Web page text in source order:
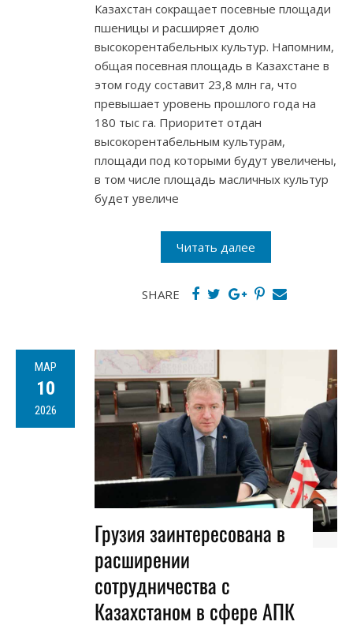
Казахстан сокращает посевные площади
пшеницы и расширяет долю
высокорентабельных культур. Напомним,
общая посевная площадь в Казахстане в
этом году составит 23,8 млн га, что
превышает уровень прошлого года на
180 тыс га. Приоритет отдан
высокорентабельным культурам,
площади под которыми будут увеличены,
в том числе площадь масличных культур
будет увеличе
Читать далее
SHARE
МАР
10
2026
Грузия заинтересована в
расширении
сотрудничества с
Казахстаном в сфере АПК